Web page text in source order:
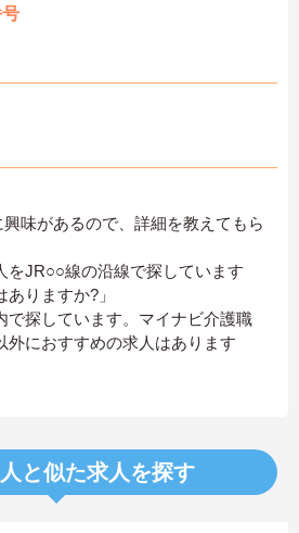
興味があるので、詳細を教えてもら
をJR○○線の沿線で探しています
りますか?」
で探しています。マイナビ介護職
外におすすめの求人はあります
と似た求人を探す